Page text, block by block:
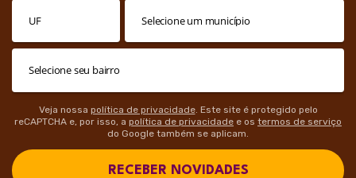
Veja nossa política de privacidade. Este site é protegido pelo
reCAPTCHA e, por isso, a política de privacidade e os termos de serviço
do Google também se aplicam.
RECEBER NOVIDADES